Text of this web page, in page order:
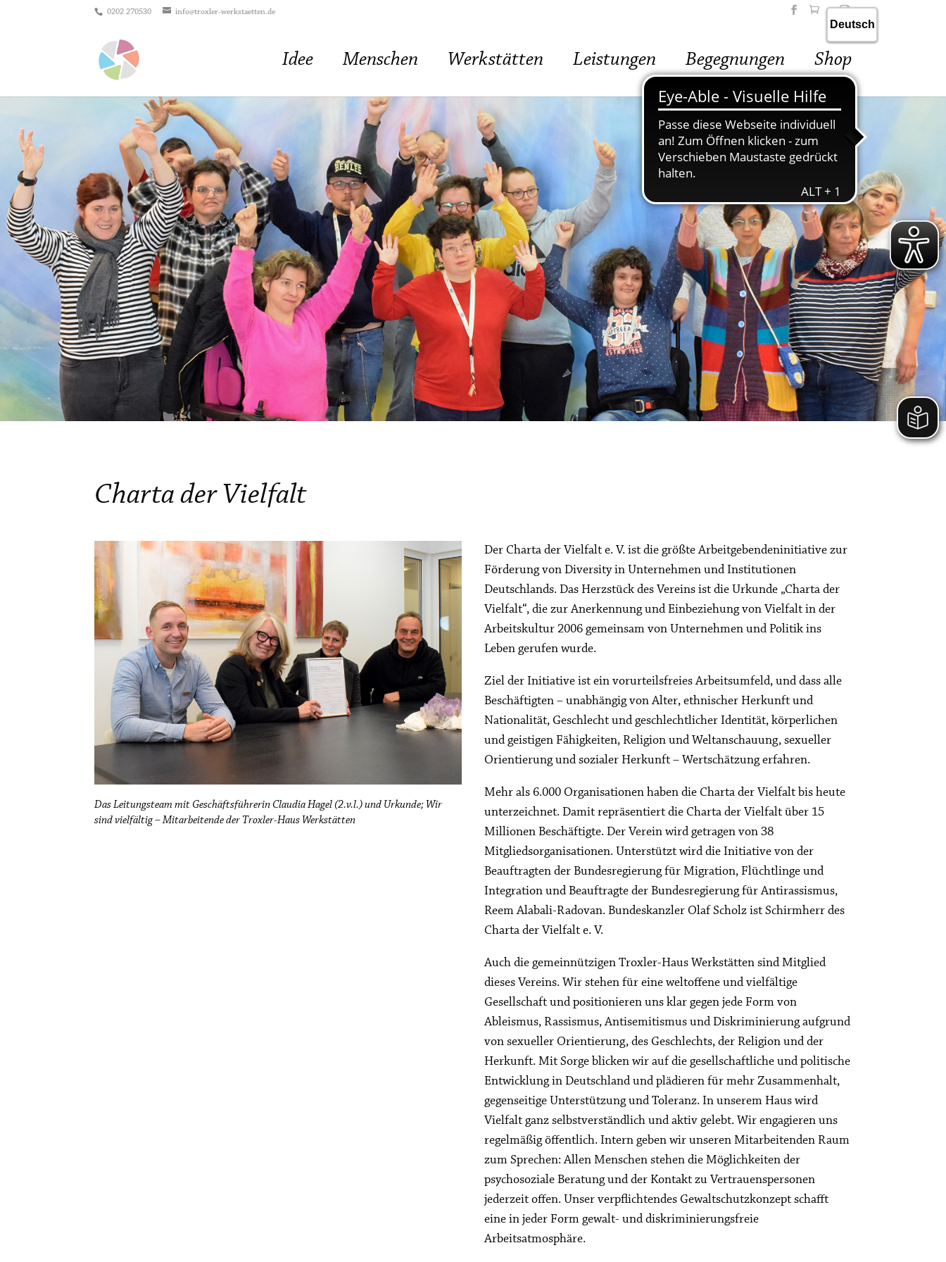
0202 270530 info@troxler-werkstaetten.de
Idee Menschen Werkstätten Leistungen Begegnungen Shop
Charta der Vielfalt
Das Leitungsteam mit Geschäftsführerin Claudia Hagel (2.v.l.) und Urkunde; Wir
sind vielfältig – Mitarbeitende der Troxler-Haus Werkstätten
Der Charta der Vielfalt e. V. ist die größte Arbeitgebendeninitiative zur
Förderung von Diversity in Unternehmen und Institutionen
Deutschlands. Das Herzstück des Vereins ist die Urkunde „Charta der
Vielfalt“, die zur Anerkennung und Einbeziehung von Vielfalt in der
Arbeitskultur 2006 gemeinsam von Unternehmen und Politik ins
Leben gerufen wurde.
Ziel der Initiative ist ein vorurteilsfreies Arbeitsumfeld, und dass alle
Beschäftigten – unabhängig von Alter, ethnischer Herkunft und
Nationalität, Geschlecht und geschlechtlicher Identität, körperlichen
und geistigen Fähigkeiten, Religion und Weltanschauung, sexueller
Orientierung und sozialer Herkunft – Wertschätzung erfahren.
Mehr als 6.000 Organisationen haben die Charta der Vielfalt bis heute
unterzeichnet. Damit repräsentiert die Charta der Vielfalt über 15
Millionen Beschäftigte. Der Verein wird getragen von 38
Mitgliedsorganisationen. Unterstützt wird die Initiative von der
Beauftragten der Bundesregierung für Migration, Flüchtlinge und
Integration und Beauftragte der Bundesregierung für Antirassismus,
Reem Alabali-Radovan. Bundeskanzler Olaf Scholz ist Schirmherr des
Charta der Vielfalt e. V.
Auch die gemeinnützigen Troxler-Haus Werkstätten sind Mitglied
dieses Vereins. Wir stehen für eine weltoffene und vielfältige
Gesellschaft und positionieren uns klar gegen jede Form von
Ableismus, Rassismus, Antisemitismus und Diskriminierung aufgrund
von sexueller Orientierung, des Geschlechts, der Religion und der
Herkunft. Mit Sorge blicken wir auf die gesellschaftliche und politische
Entwicklung in Deutschland und plädieren für mehr Zusammenhalt,
gegenseitige Unterstützung und Toleranz. In unserem Haus wird
Vielfalt ganz selbstverständlich und aktiv gelebt. Wir engagieren uns
regelmäßig öffentlich. Intern geben wir unseren Mitarbeitenden Raum
zum Sprechen: Allen Menschen stehen die Möglichkeiten der
psychosoziale Beratung und der Kontakt zu Vertrauenspersonen
jederzeit offen. Unser verpflichtendes Gewaltschutzkonzept schafft
eine in jeder Form gewalt- und diskriminierungsfreie
Arbeitsatmosphäre.